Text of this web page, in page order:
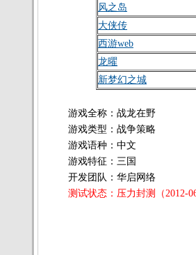
风之岛
大侠传
西游web
龙曜
新梦幻之城
游戏全称：战龙在野
游戏类型：战争策略
游戏语种：中文
游戏特征：三国
开发团队：华启网络
测试状态：压力封测（2012-